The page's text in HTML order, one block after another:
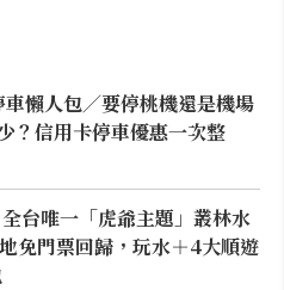
懶人包／要停桃機還是機場
？信用卡停車優惠一次整
全台唯一「虎爺主題」叢林水
免門票回歸，玩水＋4大順遊